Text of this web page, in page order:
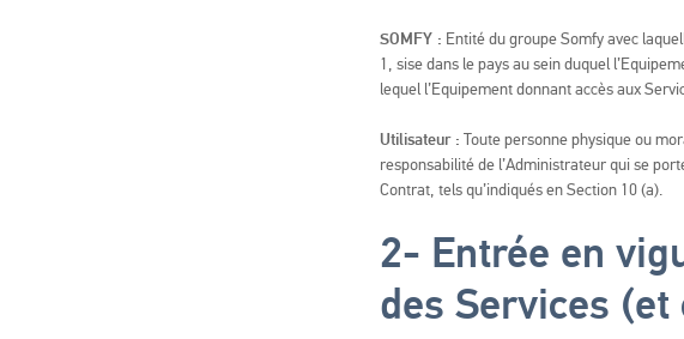
SOMFY : Entité du groupe Somfy avec
1, sise dans le pays au sein duquel
lequel l’Equipement donnant accès aux
Utilisateur : Toute personne physique ou
responsabilité de l’Administrateur qui se
Contrat, tels qu’indiqués en Section 10 (a).
2- Entrée en
des Services